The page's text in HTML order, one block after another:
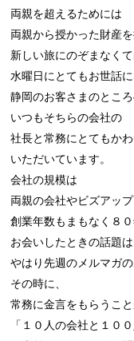
両親を超えるためには
両親から授かった財産を
新しい旅にのぞまなくて
水曜日にとてもお世話
静岡のお客さまのところ
いつもそちらの会社の
社長と常務にとてもか
いただいています。
会社の規模は
両親の会社やビズアッ
創業年数もまもなく８
お会いしたときの話題は
やはり先週のメルマガの
その時に、
常務に金言をもらうこと
「１０人の会社と１０